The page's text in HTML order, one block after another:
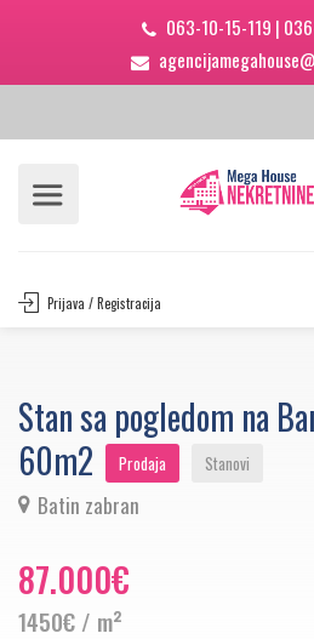
063-10-15-119 |
Prijava / Registracija
Stan sa pogledom na
60m2
Prodaja Stanovi
Batin zabran
87.000€
1450€ / m²